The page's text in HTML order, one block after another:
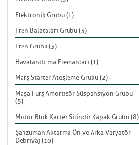
Elektronik Grubu (1)
Fren Balataları Grubu (3)
Fren Grubu (3)
Havalandırma Elemanları (1)
Marş Starter Ateşleme Grubu (2)
Maşa Furş Amortisör Süspansiyon Grubu
(5)
Motor Blok Karter Silindir Kapak Grubu (8)
Şanzuman Aktarma Ön ve Arka Varyatör
Debriyaj (10)